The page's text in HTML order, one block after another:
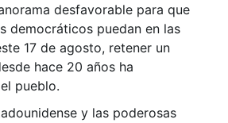
desfavorable para que
democráticos puedan en las
17 de agosto, retener un
hace 20 años ha
pueblo.
y las poderosas